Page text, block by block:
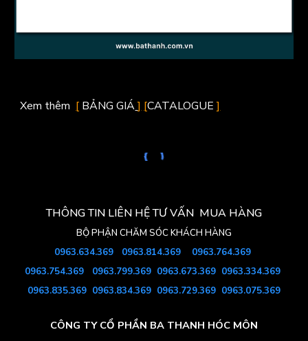
Xem thêm [ BẢNG GIÁ ] [CATALOGUE ]
THÔNG TIN LIÊN HỆ TƯ VẤN MUA HÀNG
BỘ PHẬN CHĂM SÓC KHÁCH HÀNG
0963.634.3690963.814.369 0963.764.369
0963.754.369 0963.799.369 0963.673.369 0963.334.369
0963.835.369 0963.834.369 0963.729.369 0963.075.369
CÔNG TY CỔ PHẦN BA THANH HÓC MÔN